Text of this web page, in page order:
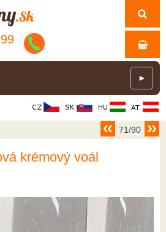
►
71/90
krémový voál